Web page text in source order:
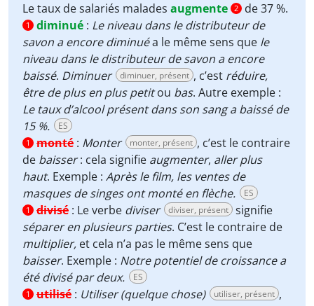
Le taux de salariés malades augmente 2 de 37 %.
1 diminué : Le niveau dans le distributeur de
savon a encore diminuéa le même sens que le
niveau dans le distributeur de savon a encore
baissé. Diminuer diminuer, présent , c’est réduire,
être de plus en plus petitou bas. Autre exemple :
Le taux d’alcool présent dans son sang a baissé de
15 %.
ES
1 monté : Monter monter, présent , c’est le contraire
de baisser: cela signifie augmenter, aller plus
haut. Exemple : Après le film, les ventes de
masques de singes ont monté en flèche.
ES
1 divisé : Le verbe diviser diviser, présent signifie
séparer en plusieurs parties. C’est le contraire de
multiplier, et cela n’a pas le même sens que
baisser. Exemple : Notre potentiel de croissance a
été divisé par deux.
ES
1 utilisé : Utiliser (quelque chose) utiliser, présent ,